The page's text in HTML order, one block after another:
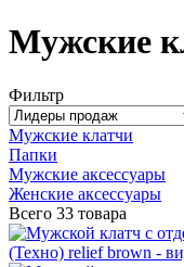
Мужские
Фильтр
Мужские клатчи
Папки
Мужские аксессуары
Женские аксессуары
Всего 33 товара